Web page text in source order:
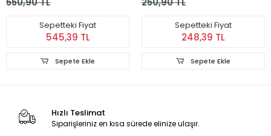
Sepetteki Fiyat
545,39 TL
Sepete Ekle
Sepetteki Fiyat
248,39 TL
Sepete Ekle
Hızlı Teslimat
Siparişleriniz en kısa sürede elinize ulaşır.